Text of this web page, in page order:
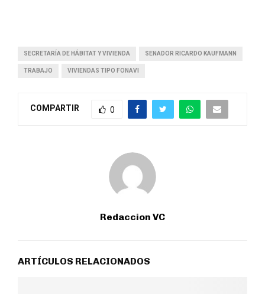
SECRETARÍA DE HÁBITAT Y VIVIENDA SENADOR RICARDO KAUFMANN
TRABAJO VIVIENDAS TIPO FONAVI
COMPARTIR 0
Redaccion VC
ARTÍCULOS RELACIONADOS